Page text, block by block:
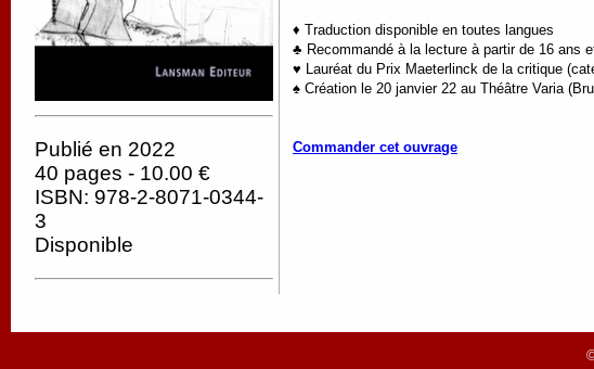
Publié en 2022
40 pages - 10.00 €
ISBN: 978-2-8071-0344-
3
Disponible
♦ Traduction disponible en toutes langues
♣ Recommandé à la lecture à partir de 16 ans
♥ Lauréat du Prix Maeterlinck de la critique
♠ Création le 20 janvier 22 au Théâtre Varia
Commander cet ouvrage